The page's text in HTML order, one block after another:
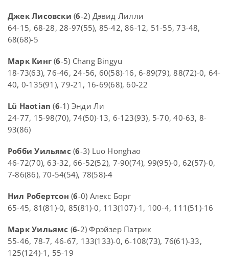
Джек Лисовски (6-2) Дэвид Лилли
64-15, 68-28, 28-97(55), 85-42, 86-12, 51-55, 73-48,
68(68)-5
Марк Кинг (6-5) Chang Bingyu
18-73(63), 76-46, 24-56, 60(58)-16, 6-89(79), 88(72)-0, 64-
40, 0-135(91), 79-21, 16-69(68), 60-22
Lü Haotian (6-1) Энди Ли
24-77, 15-98(70), 74(50)-13, 6-123(93), 5-70, 40-63, 8-
93(86)
Робби Уильямс (6-3) Luo Honghao
46-72(70), 63-32, 66-52(52), 7-90(74), 99(95)-0, 62(57)-0,
7-86(86), 70-54(54), 78(58)-4
Нил Робертсон (6-0) Алекс Борг
65-45, 81(81)-0, 85(81)-0, 113(107)-1, 100-4, 111(51)-16
Марк Уильямс (6-2) Фрэйзер Патрик
55-46, 78-7, 46-67, 133(133)-0, 6-108(73), 76(61)-33,
125(124)-1, 55-19